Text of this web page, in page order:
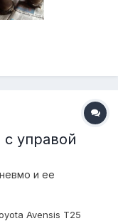
управой
и ее
Avensis T25